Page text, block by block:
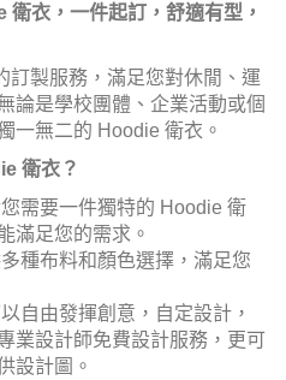
衛衣，一件起訂，舒適有型，
訂製服務，滿足您對休閒、運
論是學校團體、企業活動或個
一無二的 Hoodie 衛衣。
衛衣？
需要一件獨特的 Hoodie 衛
滿足您的需求。
種布料和顏色選擇，滿足您
自由發揮創意，自定設計，
業設計師免費設計服務，更可
設計圖。